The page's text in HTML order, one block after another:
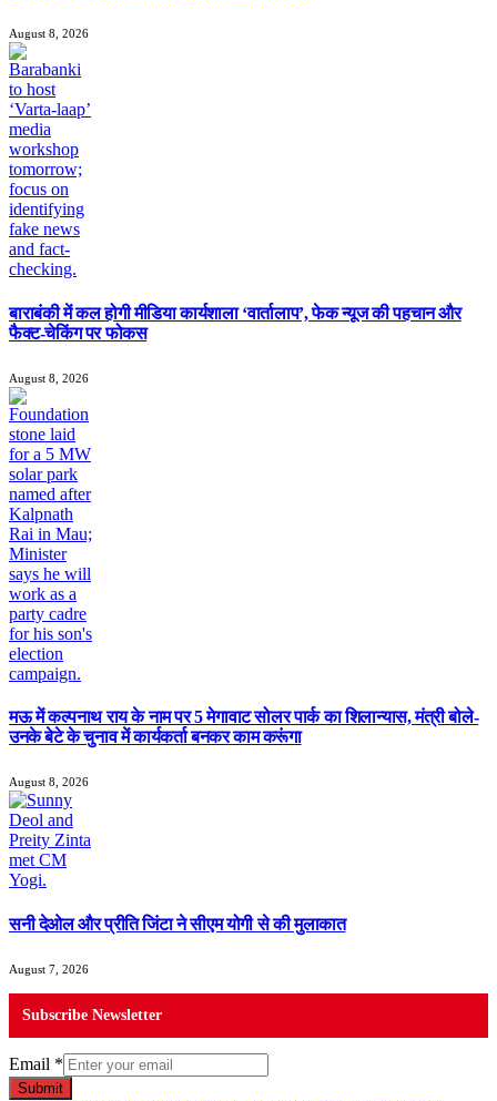
August 8, 2026
बाराबंकी में कल होगी मीडिया कार्यशाला ‘वार्तालाप’, फेक न्यूज की पहचान और
फैक्ट-चेकिंग पर फोकस
August 8, 2026
मऊ में कल्पनाथ राय के नाम पर 5 मेगावाट सोलर पार्क का शिलान्यास, मंत्री बोले-
उनके बेटे के चुनाव में कार्यकर्ता बनकर काम करूंगा
August 8, 2026
सनी देओल और प्रीति जिंटा ने सीएम योगी से की मुलाकात
August 7, 2026
Subscribe Newsletter
Email *
Submit